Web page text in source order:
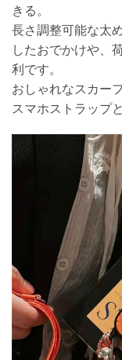
きる。
長さ調整可能な太
したおでかけや、
利です。
おしゃれなスカー
スマホストラップ